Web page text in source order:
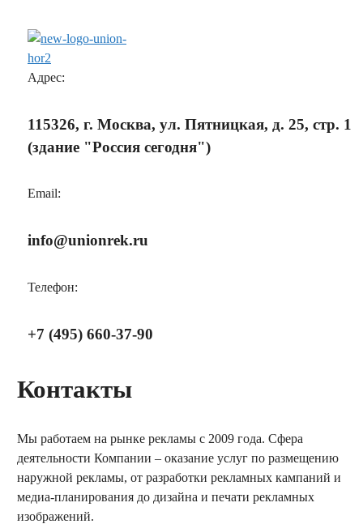
Адрес:
115326, г. Москва, ул. Пятницкая, д. 25, стр. 1
(здание "Россия сегодня")
Email:
info@unionrek.ru
Телефон:
+7 (495) 660-37-90
Контакты
Мы работаем на рынке рекламы с 2009 года. Сфера
деятельности Компании – оказание услуг по размещению
наружной рекламы, от разработки рекламных кампаний и
медиа-планирования до дизайна и печати рекламных
изображений.